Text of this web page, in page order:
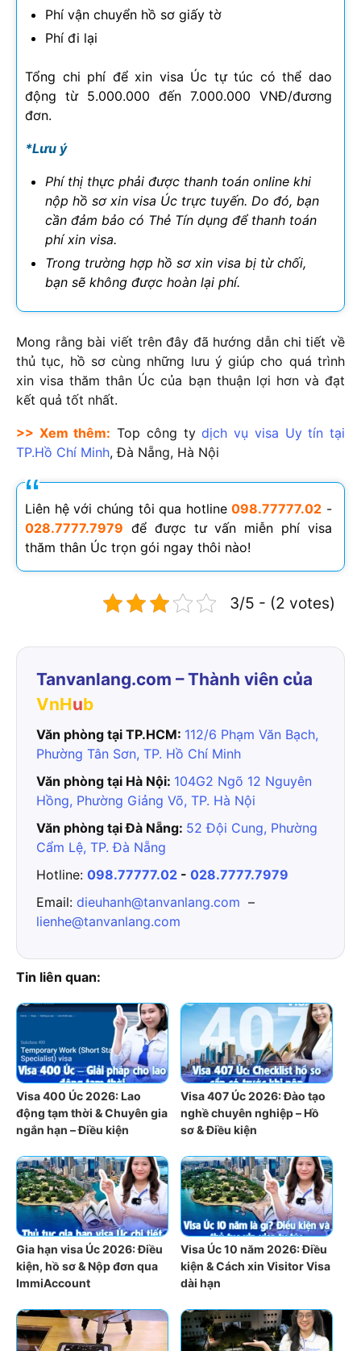
Phí vận chuyển hồ sơ giấy tờ
Phí đi lại
Tổng chi phí để xin visa Úc tự túc có thể dao
động từ 5.000.000 đến 7.000.000 VNĐ/đương
đơn.
*Lưu ý
Phí thị thực phải được thanh toán online khi
nộp hồ sơ xin visa Úc trực tuyến. Do đó, bạn
cần đảm bảo có Thẻ Tín dụng để thanh toán
phí xin visa.
Trong trường hợp hồ sơ xin visa bị từ chối,
bạn sẽ không được hoàn lại phí.
Mong rằng bài viết trên đây đã hướng dẫn chi tiết về
thủ tục, hồ sơ cùng những lưu ý giúp cho quá trình
xin visa thăm thân Úc của bạn thuận lợi hơn và đạt
kết quả tốt nhất.
>> Xem thêm: Top công tydịch vụ visa Uy tín tại
TP.Hồ Chí Minh, Đà Nẵng, Hà Nội
Liên hệ với chúng tôi qua hotline098.77777.02 -
028.7777.7979 để được tư vấn miễn phí visa
thăm thân Úc trọn gói ngay thôi nào!
3/5 - (2 votes)
Tanvanlang.com – Thành viên của
VnHub
Văn phòng tại TP.HCM: 112/6 Phạm Văn Bạch,
Phường Tân Sơn, TP. Hồ Chí Minh
Văn phòng tại Hà Nội: 104G2 Ngõ 12 Nguyên
Hồng, Phường Giảng Võ, TP. Hà Nội
Văn phòng tại Đà Nẵng: 52 Đội Cung, Phường
Cẩm Lệ, TP. Đà Nẵng
Hotline: 098.77777.02 - 028.7777.7979
Email: dieuhanh@tanvanlang.com –
lienhe@tanvanlang.com
Tin liên quan:
Visa 400 Úc 2026: Lao
động tạm thời & Chuyên gia
ngắn hạn – Điều kiện
Visa 407 Úc 2026: Đào tạo
nghề chuyên nghiệp – Hồ
sơ & Điều kiện
Gia hạn visa Úc 2026: Điều
kiện, hồ sơ & Nộp đơn qua
ImmiAccount
Visa Úc 10 năm 2026: Điều
kiện & Cách xin Visitor Visa
dài hạn